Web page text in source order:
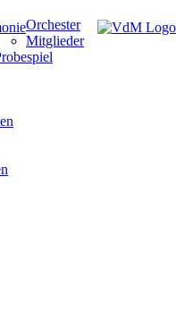
Orchester
Mitglieder